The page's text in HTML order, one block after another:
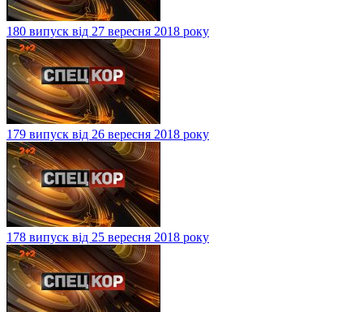
180 випуск від 27 вересня 2018 року
179 випуск від 26 вересня 2018 року
178 випуск від 25 вересня 2018 року